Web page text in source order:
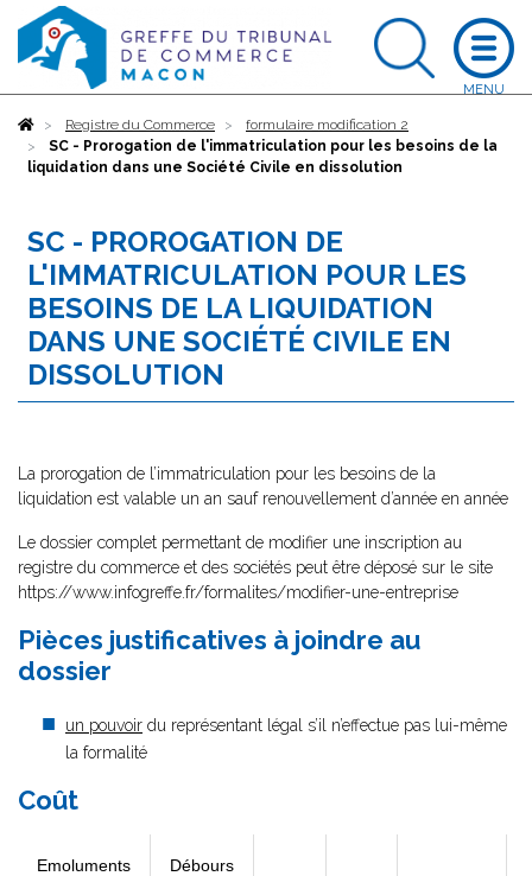
AccueilRegistre du Commerce
formulaire modification 2
SC - Prorogation de l'immatriculation pour les besoins de la
liquidation dans une Société Civile en dissolution
SC - PROROGATION DE
L'IMMATRICULATION POUR LES
BESOINS DE LA LIQUIDATION
DANS UNE SOCIÉTÉ CIVILE EN
DISSOLUTION
La prorogation de l’immatriculation pour les besoins de la
liquidation est valable un an sauf renouvellement d’année en année
Le dossier complet permettant de modifier une inscription au
registre du commerce et des sociétés peut être déposé sur le site
https://www.infogreffe.fr/formalites/modifier-une-entreprise
Pièces justificatives à joindre au
dossier
un pouvoir du représentant légal s’il n’effectue pas lui-même
la formalité
Coût
Emoluments
Débours